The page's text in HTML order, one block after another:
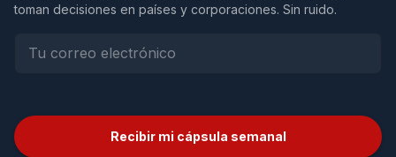
toman decisiones en países y corporaciones. Sin ruido.
Recibir mi cápsula semanal